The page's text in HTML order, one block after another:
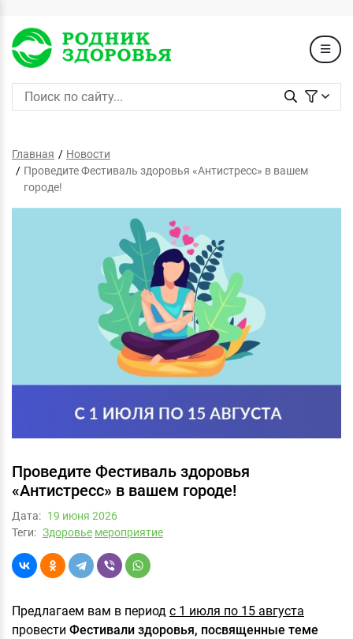
Главная
Новости
Проведите Фестиваль здоровья «Антистресс» в вашем
городе!
Проведите Фестиваль здоровья
«Антистресс» в вашем городе!
Дата: 19 июня 2026
Теги: Здоровье мероприятие
Предлагаем вам в период с 1 июля по 15 августа
провести Фестивали здоровья, посвященные теме